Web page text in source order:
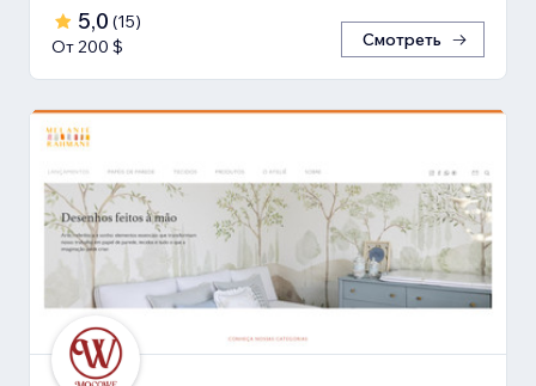
5,0 (15)
От 200 $
Смотреть